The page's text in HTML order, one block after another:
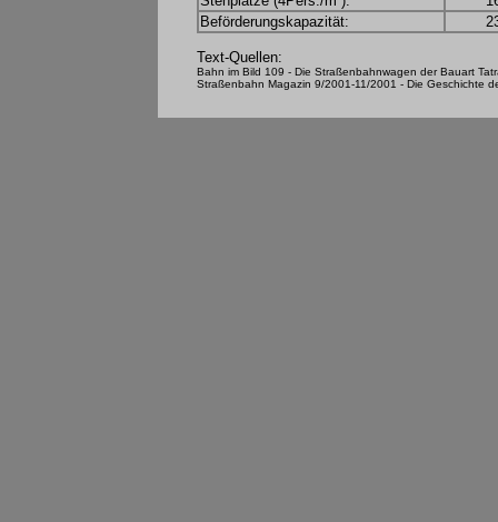
Beförderungskapazität:
Text-Quellen:
Bahn im Bild 109 - Die Straßenbahnwagen der Bauart
Straßenbahn Magazin 9/2001-11/2001 - Die Geschichte